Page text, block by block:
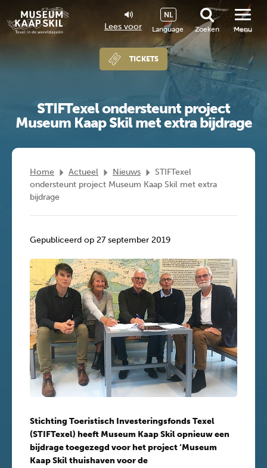
Lees voor Language
NL
Zoeken
TICKETS
Menu
STIFTexel ondersteunt project
Museum Kaap Skil met extra bijdrage
Home Actueel Nieuws
STIFTexel
ondersteunt project Museum Kaap Skil met extra
bijdrage
Gepubliceerd op 27 september 2019
Stichting Toeristisch Investeringsfonds Texel
(STIFTexel) heeft Museum Kaap Skil opnieuw een
bijdrage toegezegd voor het project ‘Museum
Kaap Skil thuishaven voor de